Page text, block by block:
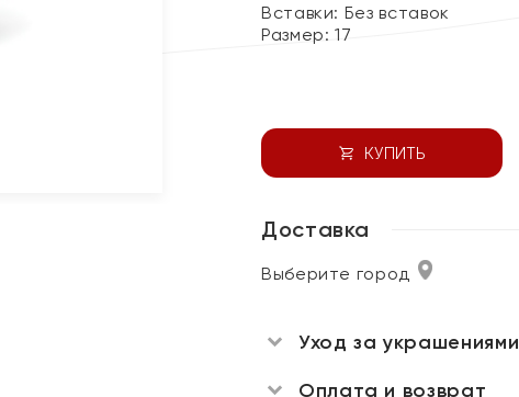
Вставки: Без вставок
Размер:17
КУПИТЬ
Доставка
Выберите город
Уход за украшениями
Оплата и возврат